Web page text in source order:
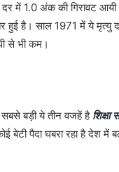
दर में 1.0 अंक की गिरावट
हुई है। साल 1971 में ये
से भी कम।
बड़ी ये तीन वजहें है
बेटी पैदा घबरा रहा है